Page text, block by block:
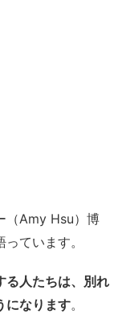
（Amy Hsu）博
ています。
る人たちは、別れ
になります。